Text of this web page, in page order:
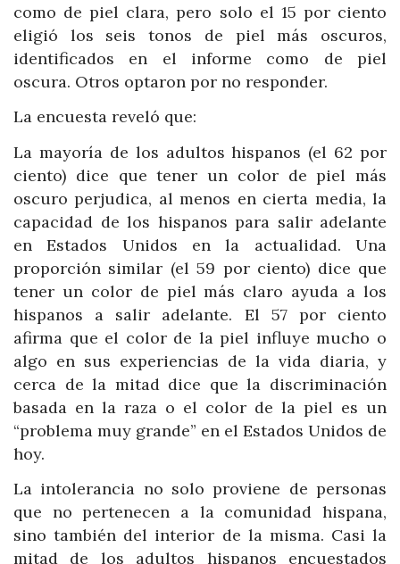
como de piel clara, pero solo el 15 por ciento
eligió los seis tonos de piel más oscuros,
identificados en el informe como de piel
oscura. Otros optaron por no responder.
La encuesta reveló que:
La mayoría de los adultos hispanos (el 62 por
ciento) dice que tener un color de piel más
oscuro perjudica, al menos en cierta media, la
capacidad de los hispanos para salir adelante
en Estados Unidos en la actualidad. Una
proporción similar (el 59 por ciento) dice que
tener un color de piel más claro ayuda a los
hispanos a salir adelante. El 57 por ciento
afirma que el color de la piel influye mucho o
algo en sus experiencias de la vida diaria, y
cerca de la mitad dice que la discriminación
basada en la raza o el color de la piel es un
“problema muy grande” en el Estados Unidos de
hoy.
La intolerancia no solo proviene de personas
que no pertenecen a la comunidad hispana,
sino también del interior de la misma. Casi la
mitad de los adultos hispanos encuestados